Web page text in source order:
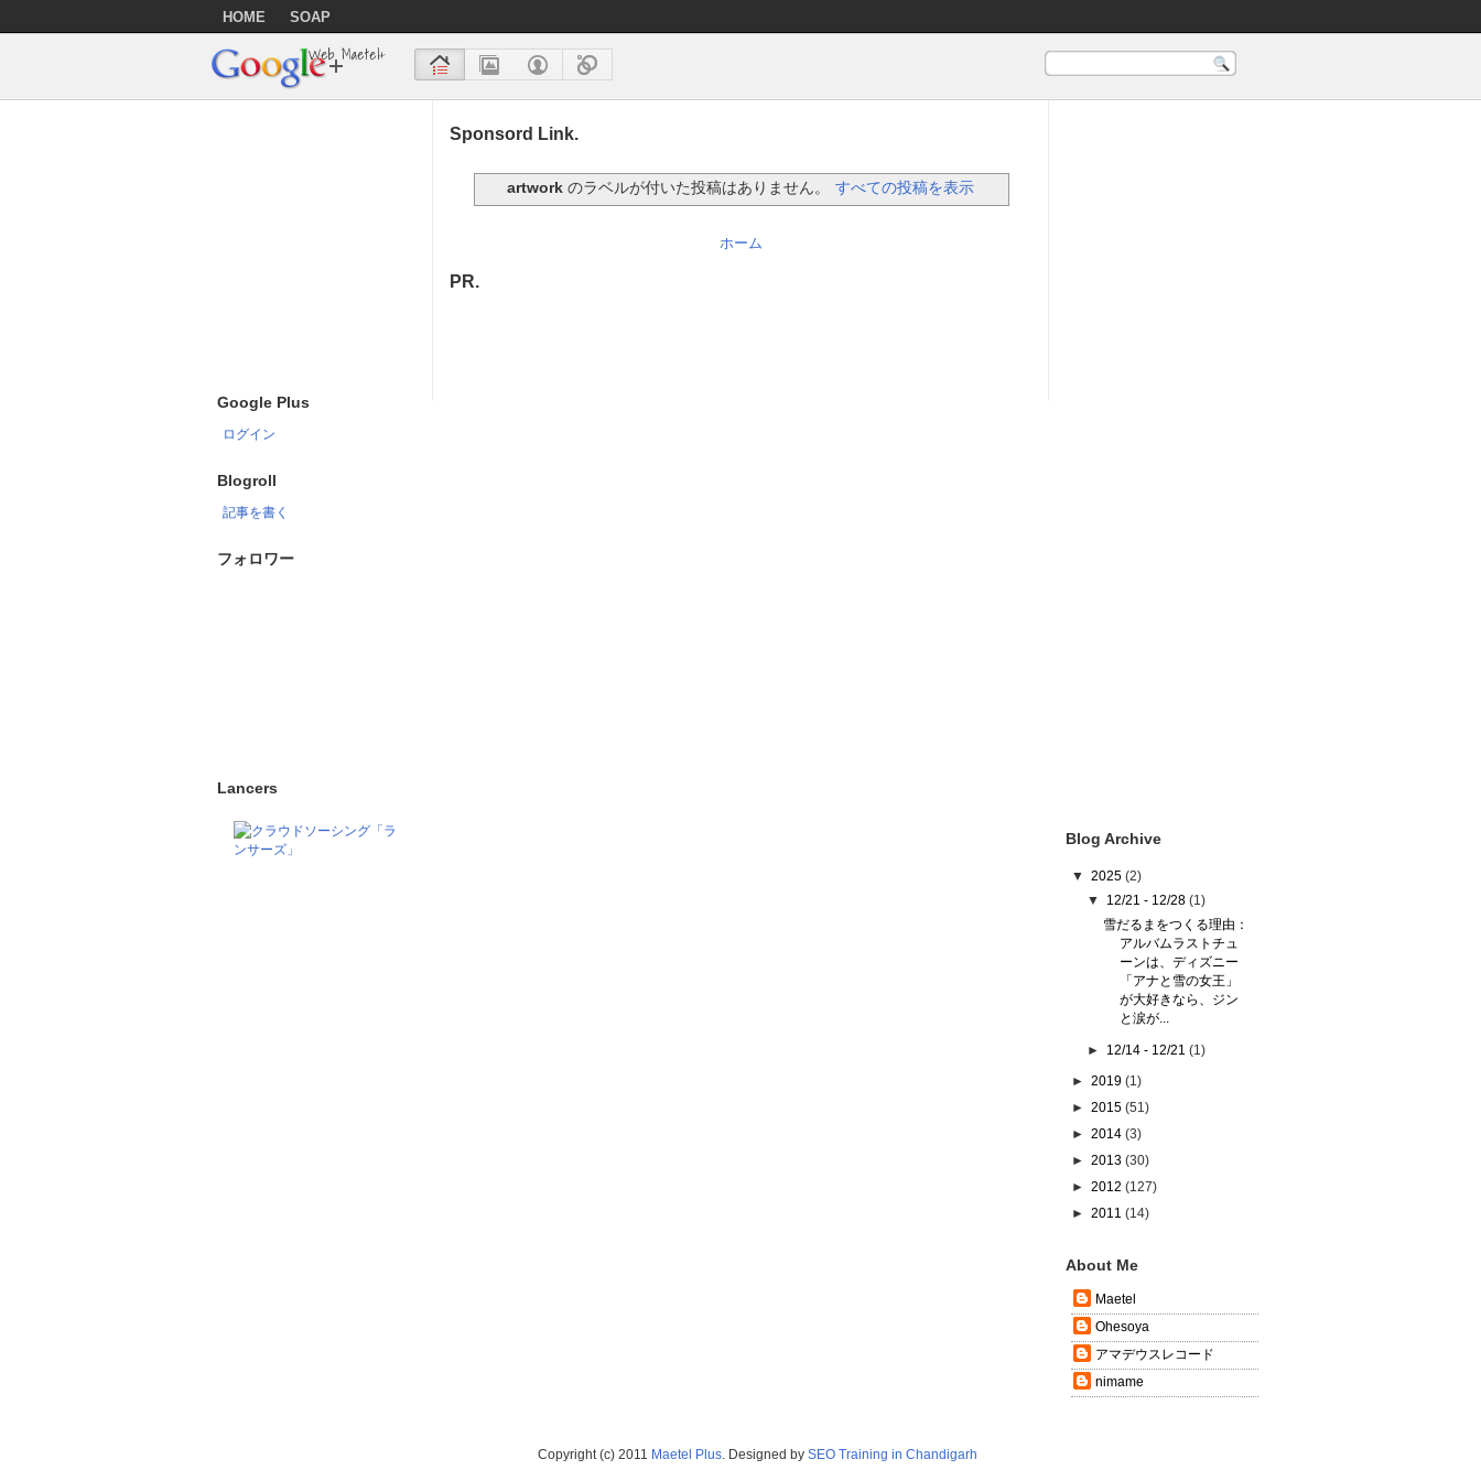
HOME SOAP
Web Maetel+
Google Plus
ログイン
Blogroll
記事を書く
フォロワー
Lancers
Sponsord Link.
artworkのラベルが付いた投稿はありません。 すべての投稿を表示
ホーム
PR.
Blog Archive
▼ 2025 (2)
▼ 12/21 - 12/28(1)
雪だるまをつくる理由：
アルバムラストチュ
ーンは、ディズニー
「アナと雪の女王」
が大好きなら、ジン
と涙が...
► 12/14 - 12/21(1)
► 2019 (1)
► 2015 (51)
► 2014 (3)
► 2013 (30)
► 2012 (127)
► 2011 (14)
About Me
Maetel
Ohesoya
アマデウスレコード
nimame
Copyright (c) 2011 Maetel Plus. Designed by SEO Training in Chandigarh